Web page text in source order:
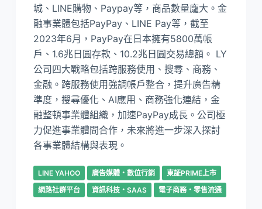
城、LINE購物、Paypay等，商品數量龐大。金
融事業體包括PayPay、LINE Pay等，截至
2023年6月，PayPay在日本擁有5800萬帳
戶、1.6兆日圓存款、10.2兆日圓交易總額。 LY
公司四大戰略包括跨服務使用、搜尋、商務、
金融。跨服務使用強調帳戶整合，提升廣告精
準度，搜尋優化、AI應用、商務強化連結，金
融整頓事業體組織，加速PayPay成長。公司極
力促進事業體間合作，未來將進一步深入探討
各事業體結構與表現。
LINE YAHOO 廣告媒體・數位行銷
東証PRIME上市
網路社群平台
資訊科技・SAAS 電子商務・零售流通